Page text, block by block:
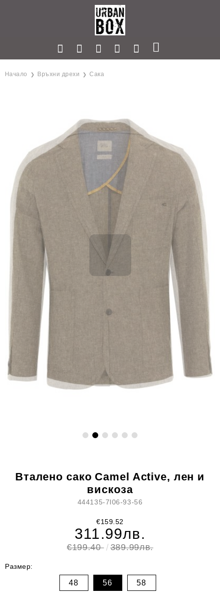
Начало Връхни дрехи Сака
Вталено сако Camel Active, лен и
вискоза
444135-7I06-93-56
€159.52
311.99лв.
€199.40 389.99лв.
Размер:
48 56 58